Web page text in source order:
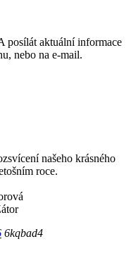
aktuální informace
nebo na e-mail.
našeho krásného
roce.
6kqbad4